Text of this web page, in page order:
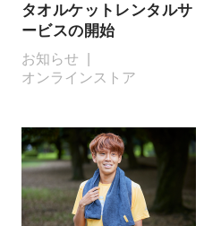
タオルケットレンタルサ
ービスの開始
お知らせ
オンラインストア